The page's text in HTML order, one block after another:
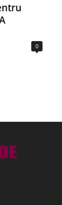
0